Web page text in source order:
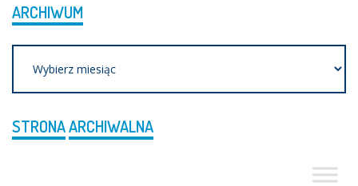
ARCHIWUM
STRONAARCHIWALNA